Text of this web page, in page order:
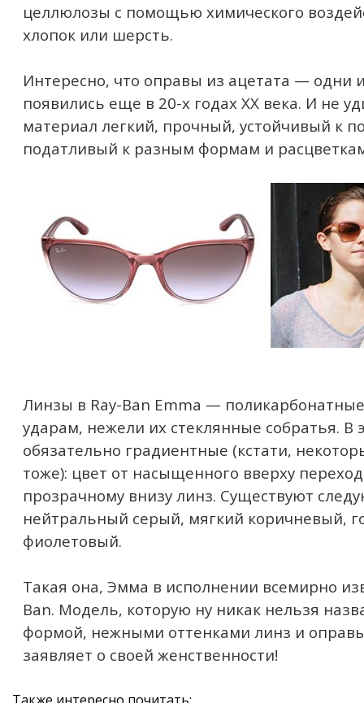
целлюлозы с помощью химического
хлопок или шерсть.
Интересно, что оправы из ацетата — одни
появились еще в 20-х годах XX века. И не
материал легкий, прочный, устойчивый к
податливый к разным формам и
Линзы в Ray-Ban Emma —
ударам, нежели их стеклянные собратья. В
обязательно градиентные (кстати,
тоже): цвет от насыщенного вверху
прозрачному внизу линз. Существуют
нейтральный серый, мягкий коричневый,
фиолетовый.
Такая она, Эмма в исполнении всемирно
Ban. Модель, которую ну никак нельзя
формой, нежными оттенками линз и
заявляет о своей женственности!